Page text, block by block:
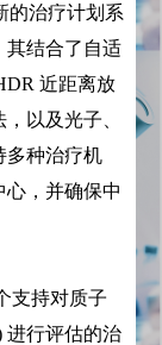
的治疗计划系
其结合了自适
近距离放
以及光子、
多种治疗机
，并确保中
支持对质子
进行评估的治